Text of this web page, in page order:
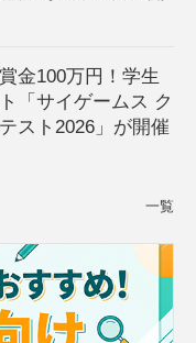
金100万円！学生
「サイゲームス ク
スト2026」が開催
一覧